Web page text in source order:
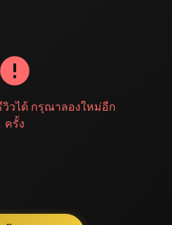
วได้ กรุณาลองใหม่อีก
ครั้ง